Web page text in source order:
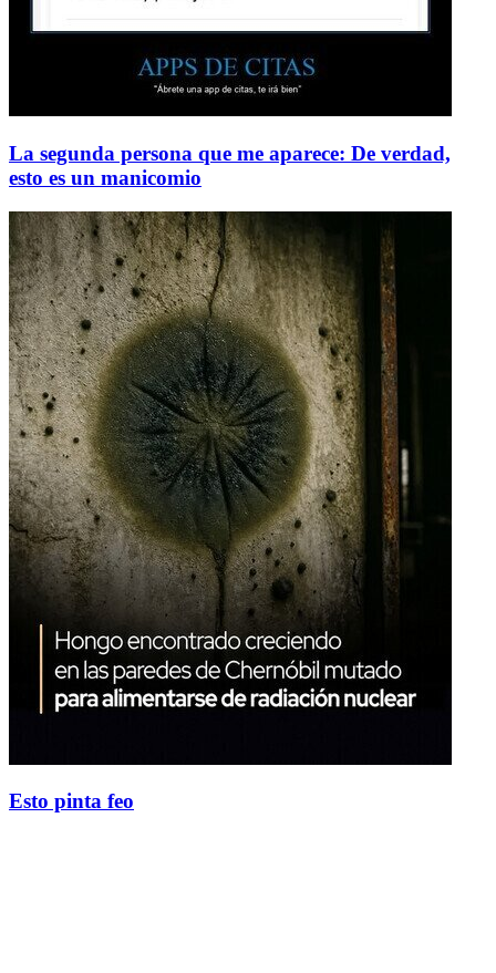
La segunda persona que me aparece: De verdad,
esto es un manicomio
Esto pinta feo